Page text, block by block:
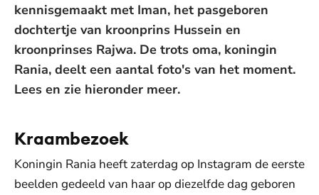
kennisgemaakt met Iman, het pasgeboren
dochtertje van kroonprins Hussein en
kroonprinses Rajwa. De trots oma, koningin
Rania, deelt een aantal foto's van het moment.
Lees en zie hieronder meer.
Kraambezoek
Koningin Rania heeft zaterdag op Instagram de eerste
beelden gedeeld van haar op diezelfde dag geboren